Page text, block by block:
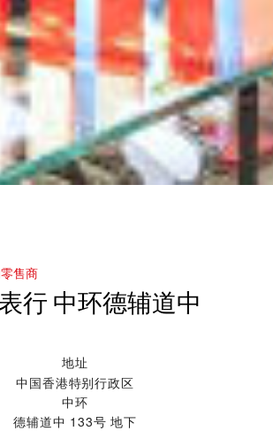
售商
行 中环德辅道中‬
地址
中国香港特别行政区
中环
德辅道中 133号 地下